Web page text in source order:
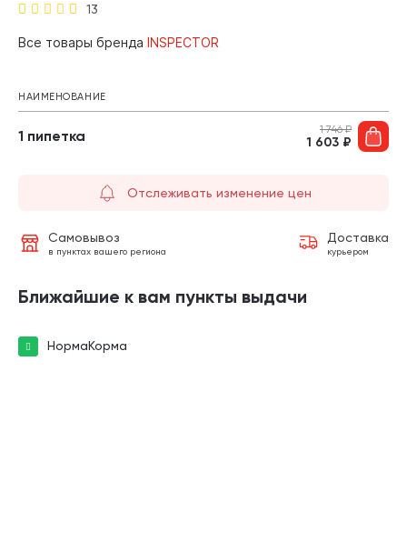
13
Все товары бренда INSPECTOR
НАИМЕНОВАНИЕ
1 пипетка 1 746₽
1 603 ₽
Отслеживать изменение цен
Самовывоз
в пунктах вашего региона
Доставка
курьером
Ближайшие к вам пункты выдачи
НормаКорма